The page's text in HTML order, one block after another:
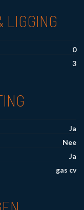
LIGGING
0
3
Ja
Nee
Ja
gas cv